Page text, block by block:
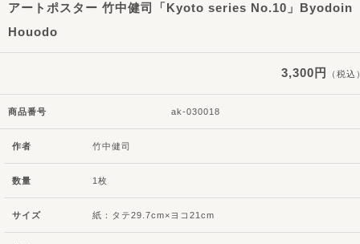
作者 竹中健司
数量 1枚
サイズ 紙：タテ29.7cm×ヨコ21cm
アートポスター 竹中健司「Kyoto series No.10」Byodoin
Houodo
3,300円 （税込
商品番号 ak-030018